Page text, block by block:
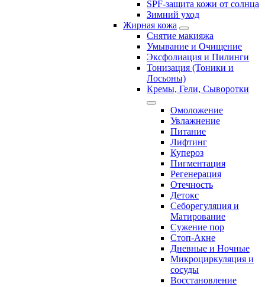
SPF-защита кожи от солнца
Зимний уход
Жирная кожа
Снятие макияжа
Умывание и Очищение
Эксфолиация и Пилинги
Тонизация (Тоники и
Лосьоны)
Кремы, Гели, Сыворотки
Омоложение
Увлажнение
Питание
Лифтинг
Купероз
Пигментация
Регенерация
Отечность
Детокс
Себорегуляция и
Матирование
Сужение пор
Стоп-Акне
Дневные и Ночные
Микроциркуляция и
сосуды
Восстановление